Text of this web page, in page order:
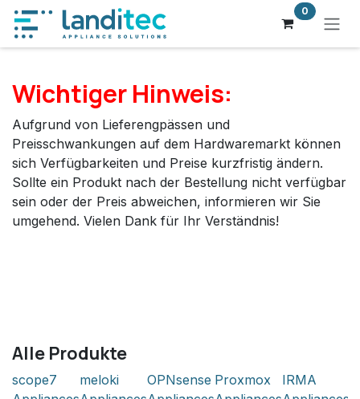
Zum Inhalt springen 0
Wichtiger Hinweis:
Aufgrund von Lieferengpässen und
Preisschwankungen auf dem Hardwaremarkt können
sich Verfügbarkeiten und Preise kurzfristig ändern.
Sollte ein Produkt nach der Bestellung nicht verfügbar
sein oder der Preis abweichen, informieren wir Sie
umgehend. Vielen Dank für Ihr Verständnis!
Alle Produkte
scope7
meloki
OPNsense Proxmox
IRMA